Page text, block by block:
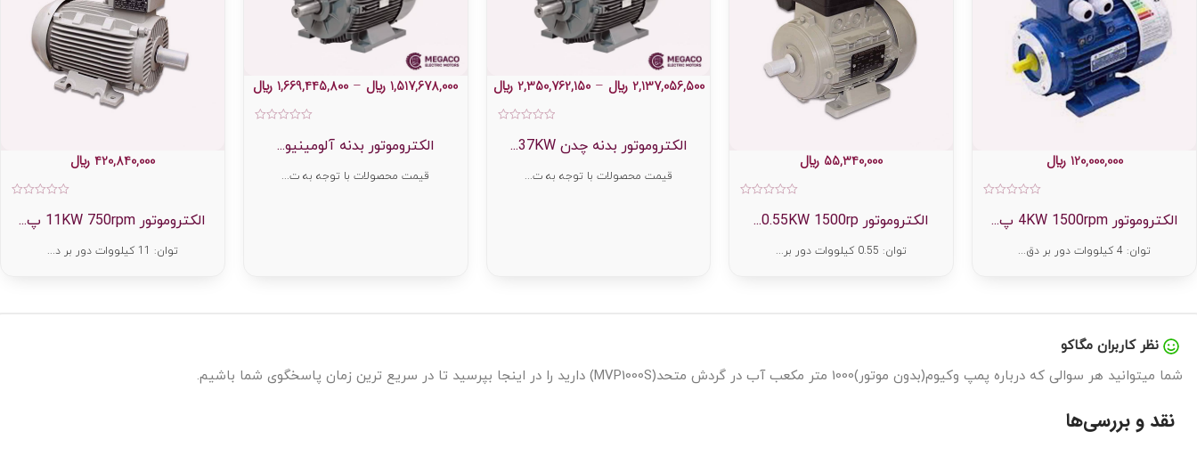
الکتروموتور 4KW 1500rpm پ...
120,000,000 ﷼
توان: 4 کیلووات دور بر دق...
الکتروموتور 0.55KW 1500rp...
55,340,000 ﷼
توان: 0.55 کیلووات دور بر...
الکتروموتور بدنه چدن 37KW...
2,137,056,500 ﷼ –
2,350,762,150 ﷼
قیمت محصولات با توجه به ت...
الکتروموتور بدنه آلومینیو...
1,517,678,000 ﷼ –
1,669,445,800 ﷼
قیمت محصولات با توجه به ت...
الکتروموتور 11KW 750rpm پ...
420,840,000 ﷼
توان: 11 کیلووات دور بر د...
نظر کاربران مگاکو
شما میتوانید هر سوالی که درباره پمپ وکیوم(بدون موتور)1000 متر مکعب آب در گردش متحد(MVP1000S) دارید را در اینجا بپرسید تا در سریع ترین زمان پاسخگوی شما باشیم.
نقد و بررسی‌ها